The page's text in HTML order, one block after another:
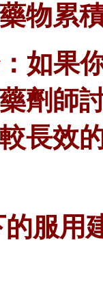
物累
如果
藥劑師
長效
服用